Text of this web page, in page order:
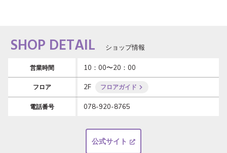
SHOP DETAIL ショップ情報
営業時間 10：00〜20：00
フロア 2F フロアガイド
電話番号 078-920-8765
公式サイト